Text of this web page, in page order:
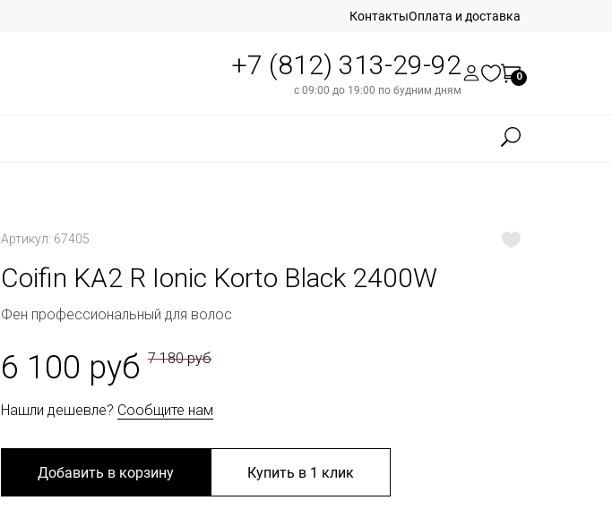
КонтактыОплата и доставка
+7 (812) 313-29-92
с 09:00 до 19:00 по будним дням
0
Артикул: 67405
Coifin KA2 R Ionic Korto Black 2400W
Фен профессиональный для волос
6 100 руб 7 180 руб
Нашли дешевле? Сообщите нам
Добавить в корзину Купить в 1 клик